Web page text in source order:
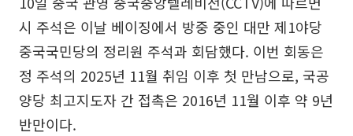
시 주석은 이날 베이징에서 방중 중인 대만 제1야당
중국국민당의 정리원 주석과 회담했다. 이번 회동은
정 주석의 2025년 11월 취임 이후 첫 만남으로, 국공
양당 최고지도자 간 접촉은 2016년 11월 이후 약 9년
반만이다.